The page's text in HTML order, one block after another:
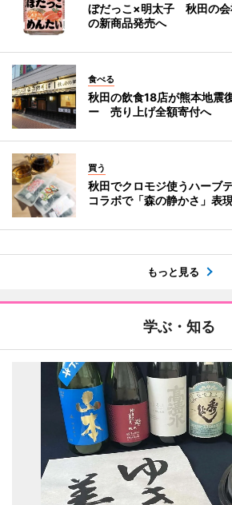
ぼだっこ×明太子 秋田の会
の新商品発売へ
食べる
秋田の飲食18店が熊本地震
ー 売り上げ全額寄付へ
買う
秋田でクロモジ使うハーブ
コラボで「森の静かさ」表
もっと見る
学ぶ・知る